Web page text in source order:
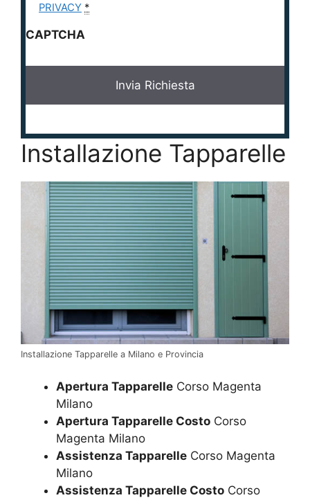
c
*
PRIVACY *
CAPTCHA
Installazione Tapparelle
Installazione Tapparelle a Milano e Provincia
Apertura Tapparelle Corso Magenta
Milano
Apertura Tapparelle Costo Corso
Magenta Milano
Assistenza Tapparelle Corso Magenta
Milano
Assistenza Tapparelle Costo Corso